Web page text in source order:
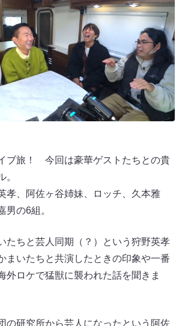
ブ旅！ 今回は豪華ゲストたちとの貴
。
孝、阿佐ヶ谷姉妹、ロッチ、久本雅
男の6組。
たちと芸人同期（？）という狩野英孝
まいたちと共演したときの印象や一番
外ロケで猛獣に襲われた話を聞きま
研究所から芸人になったという阿佐